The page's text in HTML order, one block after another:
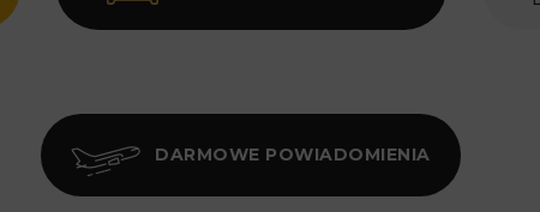
DARMOWE POWIADOMIENIA